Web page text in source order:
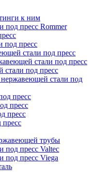
к ним
под пресс Rommer
под пресс
стали под пресс
стали под пресс
стали под пресс
стали под
пресс
пресс
пресс
трубы
под пресс Valtec
под пресс Viega